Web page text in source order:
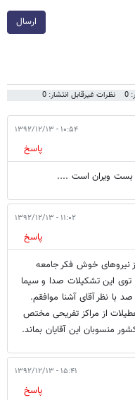
ارسال
نظرات غیرقابل انتشار: 0
۱۰:۵۴ - ۱۳۹۲/۱۲/۱۳
پاسخ
بست ویران است ....
۱۱:۰۲ - ۱۳۹۲/۱۲/۱۳
پاسخ
نیروهای خوش فکر جامعه
توی این تشکیلات صدا و سیما
با نظر آقای آشنا موافقم.
از مراکز تفریحی مختص
منسوبان این آقایان بماند.
۱۵:۴۱ - ۱۳۹۲/۱۲/۱۳
پاسخ